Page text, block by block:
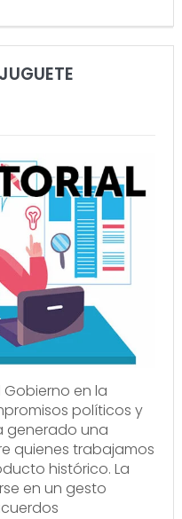
en la
políticos y
generado una
quienes trabajamos
histórico. La
en un gesto